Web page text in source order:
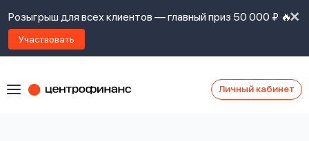
Розыгрыш для всех клиентов — главный приз 50 000 ₽ 🔥
Участвовать
Личный кабинет